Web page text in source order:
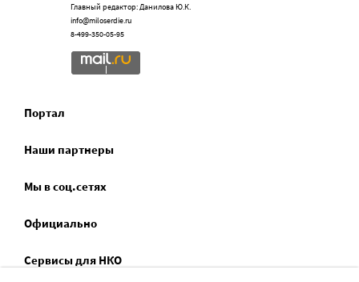
Главный редактор: Данилова Ю.К.
info@miloserdie.ru
8-499-350-05-95
Портал
Наши партнеры
Мы в соц.сетях
Официально
Сервисы для НКО